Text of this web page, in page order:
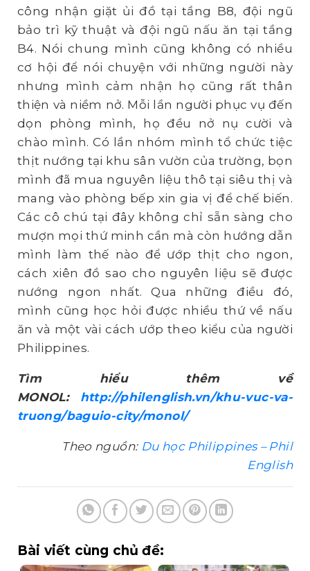
công nhận giặt ủi đồ tại tầng B8, đội ngũ
bảo trì kỹ thuật và đội ngũ nấu ăn tại tầng
B4. Nói chung mình cũng không có nhiều
cơ hội để nói chuyện với những người này
nhưng mình cảm nhận họ cũng rất thân
thiện và niềm nở. Mỗi lần người phục vụ đến
dọn phòng mình, họ đều nở nụ cười và
chào mình. Có lần nhóm mình tổ chức tiệc
thịt nướng tại khu sân vườn của trường, bọn
mình đã mua nguyên liệu thô tại siêu thị và
mang vào phòng bếp xin gia vị để chế biến.
Các cô chú tại đây không chỉ sẵn sàng cho
mượn mọi thứ minh cần mà còn hướng dẫn
mình làm thế nào để ướp thịt cho ngon,
cách xiên đồ sao cho nguyên liệu sẽ được
nướng ngon nhất. Qua những điều đó,
mình cũng học hỏi được nhiều thứ về nấu
ăn và một vài cách ướp theo kiểu của người
Philippines.
Tìm hiểu thêm về
MONOL: http://philenglish.vn/khu-vuc-va-
truong/baguio-city/monol/
Theo nguồn: Du học Philippines – Phil
English
Bài viết cùng chủ đề: